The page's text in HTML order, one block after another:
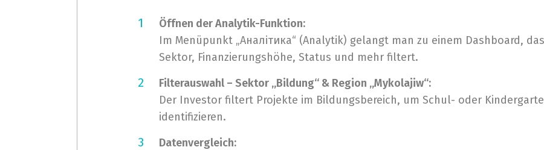
Öffnen der Analytik-Funktion:
Im Menüpunkt „Аналітика“ (Analytik) gelangt man zu einem Dashboard,
Sektor, Finanzierungshöhe, Status und mehr filtert.
Filterauswahl – Sektor „Bildung“ & Region „Mykolajiw“:
Der Investor filtert Projekte im Bildungsbereich, um Schul- oder
identifizieren.
Datenvergleich: